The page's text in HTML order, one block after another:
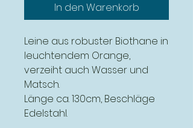
In den Warenkorb
Leine aus robuster Biothane in
leuchtendem Orange,
verzeiht auch Wasser und
Matsch.
Länge ca. 130cm, Beschläge
Edelstahl.